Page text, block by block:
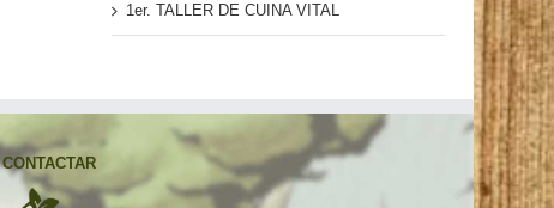
1er. TALLER DE CUINA VITAL
CONTACTAR